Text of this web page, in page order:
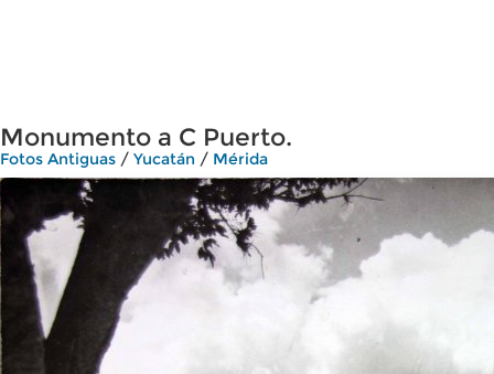
Monumento a C Puerto.
Fotos Antiguas / Yucatán / Mérida